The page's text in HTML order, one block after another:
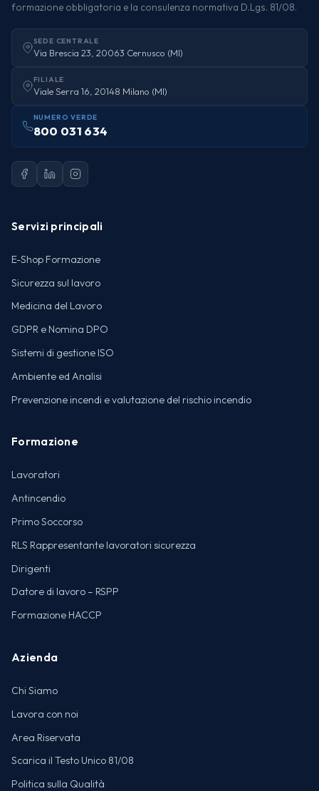
formazione obbligatoria e la consulenza normativa D.Lgs. 81/08.
SEDE CENTRALE
Via Brescia 23, 20063 Cernusco (MI)
FILIALE
Viale Serra 16, 20148 Milano (MI)
NUMERO VERDE
800 031 634
Servizi principali
E-Shop Formazione
Sicurezza sul lavoro
Medicina del Lavoro
GDPR e Nomina DPO
Sistemi di gestione ISO
Ambiente ed Analisi
Prevenzione incendi e valutazione del rischio incendio
Formazione
Lavoratori
Antincendio
Primo Soccorso
RLS Rappresentante lavoratori sicurezza
Dirigenti
Datore di lavoro – RSPP
Formazione HACCP
Azienda
Chi Siamo
Lavora con noi
Area Riservata
Scarica il Testo Unico 81/08
Politica sulla Qualità